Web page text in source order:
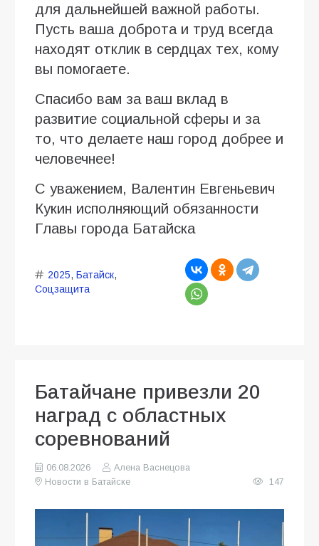
для дальнейшей важной работы.
Пусть ваша доброта и труд всегда
находят отклик в сердцах тех, кому
вы помогаете.
Спасибо вам за ваш вклад в
развитие социальной сферы и за
то, что делаете наш город добрее и
человечнее!
С уважением, Валентин Евгеньевич
Кукин исполняющий обязанности
Главы города Батайска
2025, Батайск,
Соцзащита
Батайчане привезли 20
наград с областных
соревнований
06.08.2026
Алена Васнецова
Новости в Батайске
147